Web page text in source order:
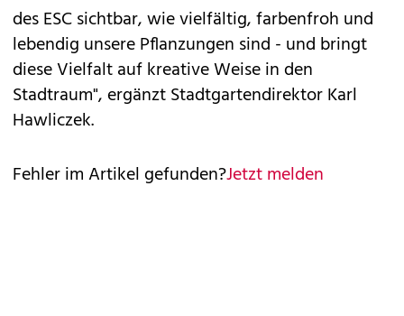
des ESC sichtbar, wie vielfältig, farbenfroh und
lebendig unsere Pflanzungen sind - und bringt
diese Vielfalt auf kreative Weise in den
Stadtraum", ergänzt Stadtgartendirektor Karl
Hawliczek.
Fehler im Artikel gefunden?Jetzt melden